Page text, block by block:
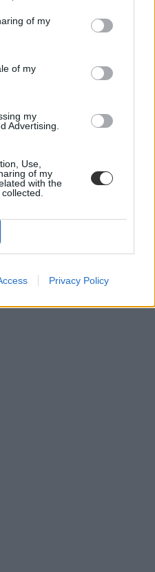
of my
of my
my
Advertising.
Use,
of my
with the
Privacy Policy